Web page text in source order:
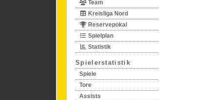
Team
Kreisliga Nord
Reservepokal
Spielplan
Statistik
Spielerstatistik
Spiele
Tore
Assists